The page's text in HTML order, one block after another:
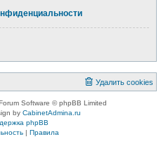
Удалить cookies
Software © phpBB Limited
by CabinetAdmina.ru
phpBB
| Правила